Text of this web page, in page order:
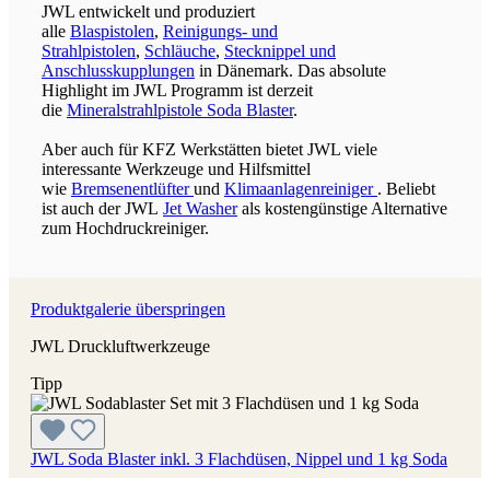
JWL entwickelt und produziert
alle Blaspistolen, Reinigungs- und
Strahlpistolen, Schläuche, Stecknippel und
Anschlusskupplungen in Dänemark. Das absolute
Highlight im JWL Programm ist derzeit
die Mineralstrahlpistole Soda Blaster.
Aber auch für KFZ Werkstätten bietet JWL viele
interessante Werkzeuge und Hilfsmittel
wie Bremsenentlüfterund Klimaanlagenreiniger . Beliebt
ist auch der JWL Jet Washerals kostengünstige Alternative
zum Hochdruckreiniger.
Produktgalerie überspringen
JWL Druckluftwerkzeuge
Tipp
JWL Soda Blaster inkl. 3 Flachdüsen, Nippel und 1 kg Soda